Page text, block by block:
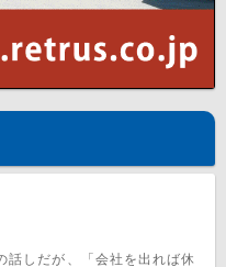
話しだが、「会社を出れば休